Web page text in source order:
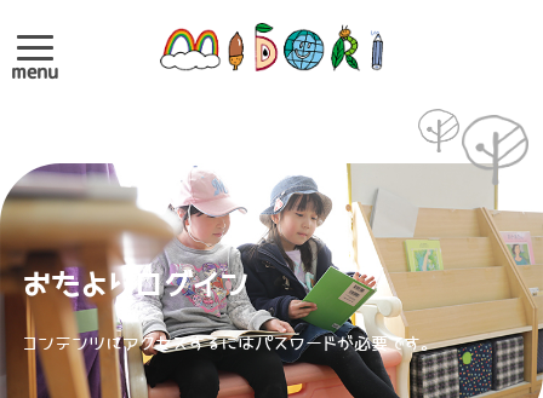
menu
おたよりログイン
コンテンツにアクセスするにはパスワードが必要です。